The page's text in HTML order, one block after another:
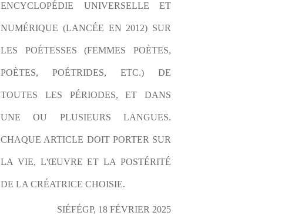
ENCYCLOPÉDIE UNIVERSELLE ET
NUMÉRIQUE (LANCÉE EN 2012) SUR
LES POÉTESSES (FEMMES POÈTES,
POÈTES, POÉTRIDES, ETC.) DE
TOUTES LES PÉRIODES, ET DANS
UNE OU PLUSIEURS LANGUES.
CHAQUE ARTICLE DOIT PORTER SUR
LA VIE, L'ŒUVRE ET LA POSTÉRITÉ
DE LA CRÉATRICE CHOISIE.
SIÉFÉGP, 18 FÉVRIER 2025